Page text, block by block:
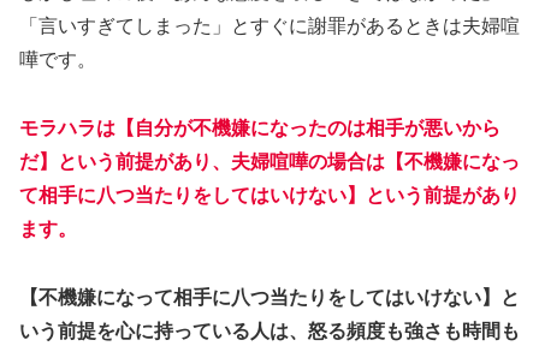
「言いすぎてしまった」とすぐに謝罪があるときは夫婦喧
嘩です。
モラハラは【自分が不機嫌になったのは相手が悪いから
だ】という前提があり、夫婦喧嘩の場合は【不機嫌になっ
て相手に八つ当たりをしてはいけない】という前提があり
ます。
【不機嫌になって相手に八つ当たりをしてはいけない】と
いう前提を心に持っている人は、怒る頻度も強さも時間も